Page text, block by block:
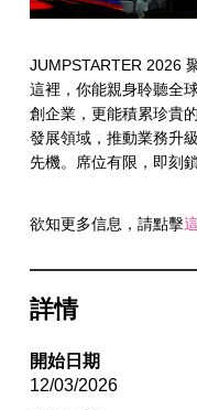
JUMPSTARTER 2026
這裡，你能親身聆聽全
創企業，更能積累珍貴
發展領域，推動業務升
先機。席位有限，即刻鎖
欲知更多信息，請點擊
詳情
開始日期
12/03/2026